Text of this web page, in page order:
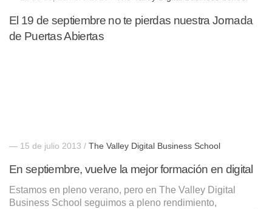
El 19 de septiembre no te pierdas nuestra Jornada
de Puertas Abiertas
— 15 de julio 2013 / The Valley Digital Business School
En septiembre, vuelve la mejor formación en digital
Estamos en pleno verano, pero en The Valley Digital
Business School seguimos a pleno rendimiento,